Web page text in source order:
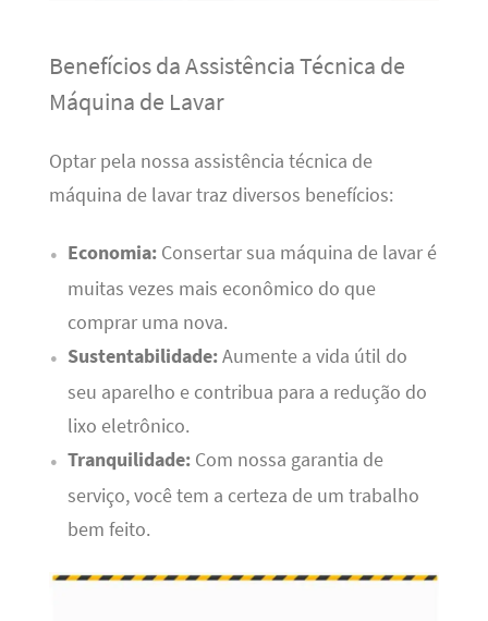
Benefícios da Assistência Técnica de
Máquina de Lavar
Optar pela nossa assistência técnica de
máquina de lavar traz diversos benefícios:
Economia:Consertar sua máquina de lavar é
muitas vezes mais econômico do que
comprar uma nova.
Sustentabilidade:Aumente a vida útil do
seu aparelho e contribua para a redução do
lixo eletrônico.
Tranquilidade:Com nossa garantia de
serviço, você tem a certeza de um trabalho
bem feito.